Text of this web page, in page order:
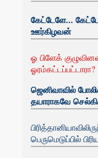
கேட்டேளே...
ஊர்கிழவன்
ஓ பிளேக்
ஓரம்கட்டப்பட்டாரா?
ஜெனிவாவில்
தயாராகவே
பெருமெடுப்பில்